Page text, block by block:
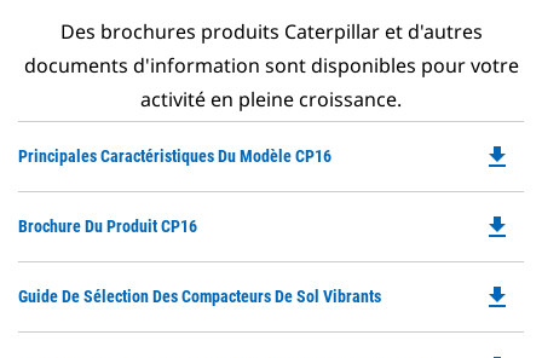
Des brochures produits Caterpillar et d'autres
documents d'information sont disponibles pour votre
activité en pleine croissance.
Principales Caractéristiques Du Modèle CP16
a
file_download
Brochure Du Produit CP16
a
file_download
Guide De Sélection Des Compacteurs De Sol Vibrants file_download